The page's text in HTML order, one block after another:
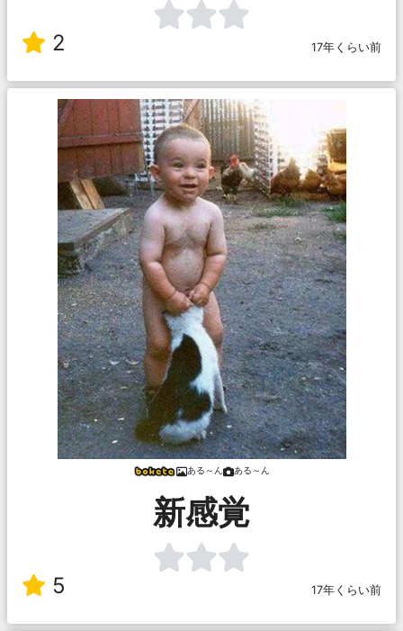
2 17年くらい前
ある～ん ある～ん
新感覚
5 17年くらい前